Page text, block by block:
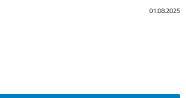
01.08.2025